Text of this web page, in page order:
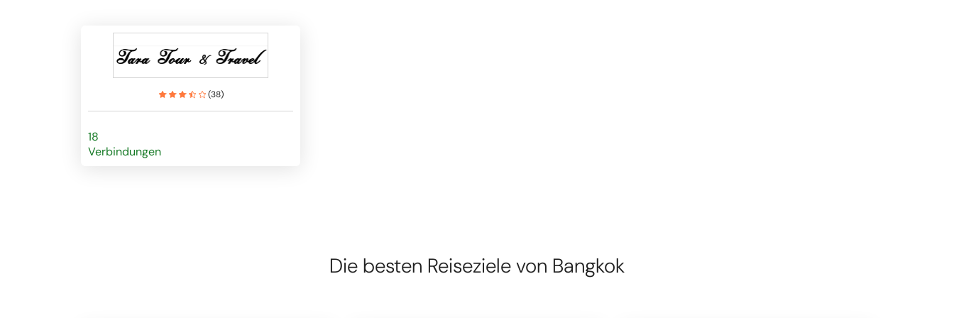
(38)
18
Verbindungen
Die besten Reiseziele von Bangkok